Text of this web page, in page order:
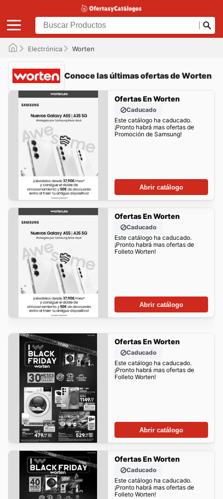
Electrónica Worten
Conoce las últimas ofertas de Worten
Ofertas En Worten
Caducado
Este catálogo ha caducado.
¡Pronto habrá mas ofertas de
Promoción de Samsung!
Abrir catálogo
Ofertas En Worten
Caducado
Este catálogo ha caducado.
¡Pronto habrá mas ofertas de
Folleto Worten!
Abrir catálogo
Ofertas En Worten
Caducado
Este catálogo ha caducado.
¡Pronto habrá mas ofertas de
Folleto Worten!
Abrir catálogo
Ofertas En Worten
Caducado
Este catálogo ha caducado.
¡Pronto habrá mas ofertas de
Folleto Worten!